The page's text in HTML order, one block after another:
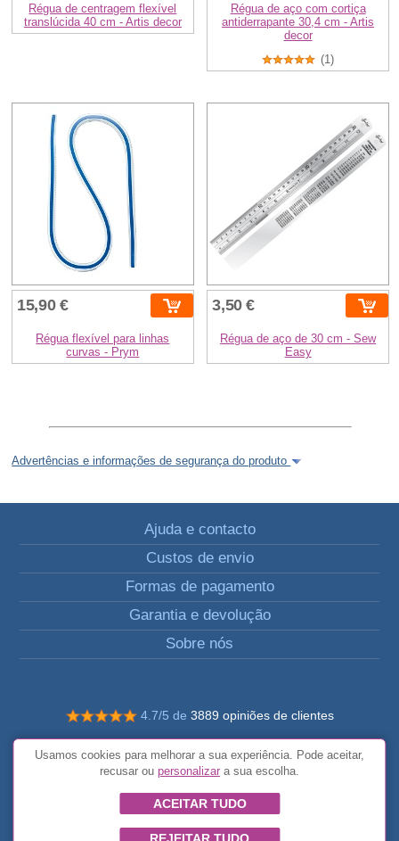
Régua de centragem flexível
translúcida 40 cm - Artis decor
Régua de aço com cortiça
antiderrapante 30,4 cm - Artis
decor
(1)
15,90 €
Régua flexível para linhas
curvas - Prym
3,50 €
Régua de aço de 30 cm - Sew
Easy
Advertências e informações de segurança do produto
Ajuda e contacto
Custos de envio
Formas de pagamento
Garantia e devolução
Sobre nós
4.7/5 de 3889 opiniões de clientes
© Todos os direitos reservados FunToCome
Termos e condições gerais
Usamos cookies para melhorar a sua experiência. Pode aceitar,
recusar ou personalizar a sua escolha.
ACEITAR TUDO